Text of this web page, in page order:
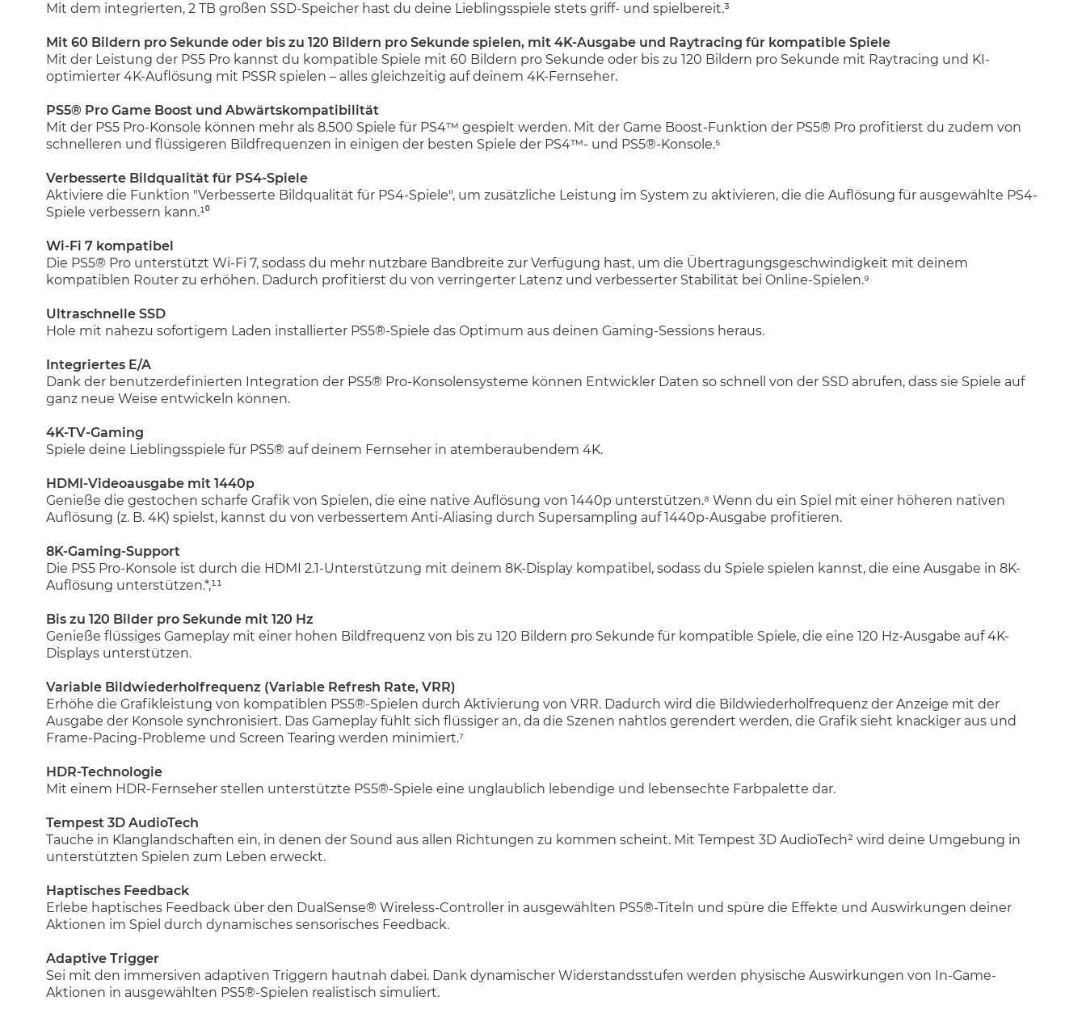
Mit dem integrierten, 2 TB großen SSD-Speicher hast du deine Lieblingsspiele stets griff- und spielbereit.³
Mit 60 Bildern pro Sekunde oder bis zu 120 Bildern pro Sekunde spielen, mit 4K-Ausgabe und Raytracing für kompatible Spiele
Mit der Leistung der PS5 Pro kannst du kompatible Spiele mit 60 Bildern pro Sekunde oder bis zu 120 Bildern pro Sekunde mit Raytracing und KI-
optimierter 4K-Auflösung mit PSSR spielen – alles gleichzeitig auf deinem 4K-Fernseher.
PS5® Pro Game Boost und Abwärtskompatibilität
Mit der PS5 Pro-Konsole können mehr als 8.500 Spiele für PS4™ gespielt werden. Mit der Game Boost-Funktion der PS5® Pro profitierst du zudem von
schnelleren und flüssigeren Bildfrequenzen in einigen der besten Spiele der PS4™- und PS5®-Konsole.⁵
Verbesserte Bildqualität für PS4-Spiele
Aktiviere die Funktion "Verbesserte Bildqualität für PS4-Spiele", um zusätzliche Leistung im System zu aktivieren, die die Auflösung für ausgewählte PS4-
Spiele verbessern kann.¹⁰
Wi-Fi 7 kompatibel
Die PS5® Pro unterstützt Wi-Fi 7, sodass du mehr nutzbare Bandbreite zur Verfügung hast, um die Übertragungsgeschwindigkeit mit deinem
kompatiblen Router zu erhöhen. Dadurch profitierst du von verringerter Latenz und verbesserter Stabilität bei Online-Spielen.⁹
Ultraschnelle SSD
Hole mit nahezu sofortigem Laden installierter PS5®-Spiele das Optimum aus deinen Gaming-Sessions heraus.
Integriertes E/A
Dank der benutzerdefinierten Integration der PS5® Pro-Konsolensysteme können Entwickler Daten so schnell von der SSD abrufen, dass sie Spiele auf
ganz neue Weise entwickeln können.
4K-TV-Gaming
Spiele deine Lieblingsspiele für PS5® auf deinem Fernseher in atemberaubendem 4K.
HDMI-Videoausgabe mit 1440p
Genieße die gestochen scharfe Grafik von Spielen, die eine native Auflösung von 1440p unterstützen.⁸ Wenn du ein Spiel mit einer höheren nativen
Auflösung (z. B. 4K) spielst, kannst du von verbessertem Anti-Aliasing durch Supersampling auf 1440p-Ausgabe profitieren.
8K-Gaming-Support
Die PS5 Pro-Konsole ist durch die HDMI 2.1-Unterstützung mit deinem 8K-Display kompatibel, sodass du Spiele spielen kannst, die eine Ausgabe in 8K-
Auflösung unterstützen.*,¹¹
Bis zu 120 Bilder pro Sekunde mit 120 Hz
Genieße flüssiges Gameplay mit einer hohen Bildfrequenz von bis zu 120 Bildern pro Sekunde für kompatible Spiele, die eine 120 Hz-Ausgabe auf 4K-
Displays unterstützen.
Variable Bildwiederholfrequenz (Variable Refresh Rate, VRR)
Erhöhe die Grafikleistung von kompatiblen PS5®-Spielen durch Aktivierung von VRR. Dadurch wird die Bildwiederholfrequenz der Anzeige mit der
Ausgabe der Konsole synchronisiert. Das Gameplay fühlt sich flüssiger an, da die Szenen nahtlos gerendert werden, die Grafik sieht knackiger aus und
Frame-Pacing-Probleme und Screen Tearing werden minimiert.⁷
HDR-Technologie
Mit einem HDR-Fernseher stellen unterstützte PS5®-Spiele eine unglaublich lebendige und lebensechte Farbpalette dar.
Tempest 3D AudioTech
Tauche in Klanglandschaften ein, in denen der Sound aus allen Richtungen zu kommen scheint. Mit Tempest 3D AudioTech² wird deine Umgebung in
unterstützten Spielen zum Leben erweckt.
Haptisches Feedback
Erlebe haptisches Feedback über den DualSense® Wireless-Controller in ausgewählten PS5®-Titeln und spüre die Effekte und Auswirkungen deiner
Aktionen im Spiel durch dynamisches sensorisches Feedback.
Adaptive Trigger
Sei mit den immersiven adaptiven Triggern hautnah dabei. Dank dynamischer Widerstandsstufen werden physische Auswirkungen von In-Game-
Aktionen in ausgewählten PS5®-Spielen realistisch simuliert.